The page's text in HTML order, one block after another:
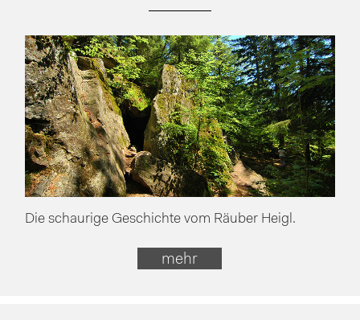
Die schaurige Geschichte vom Räuber Heigl.
mehr